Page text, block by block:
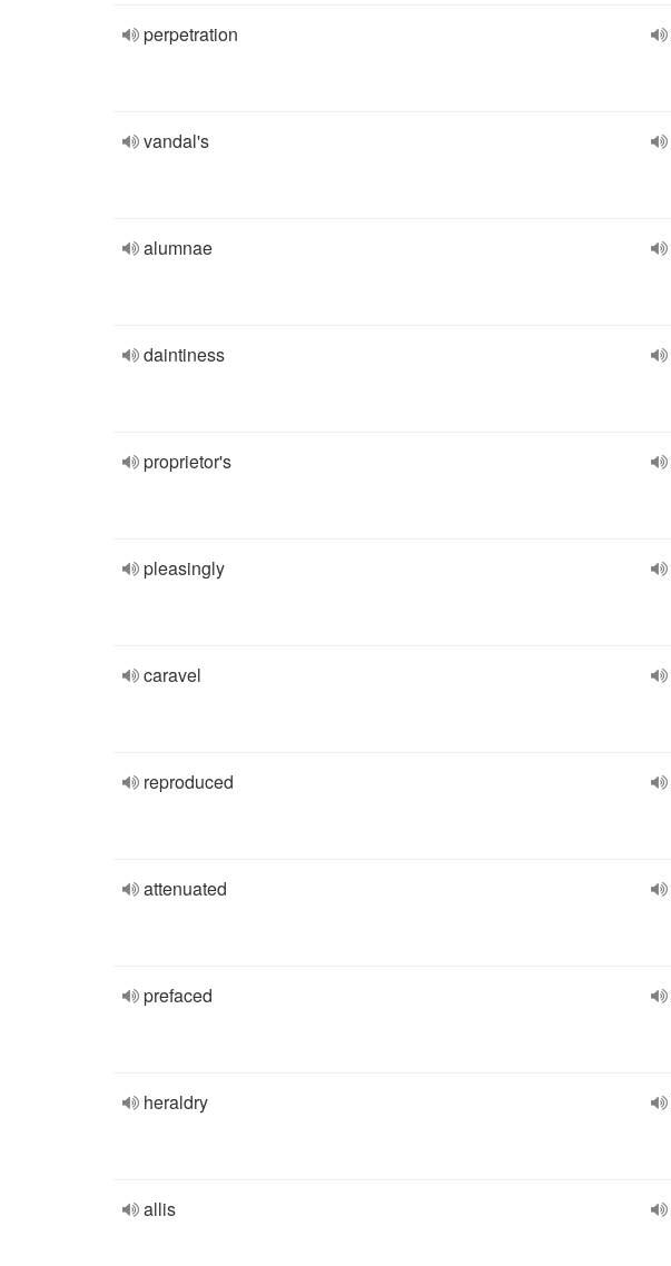
perpetration
vandal's
alumnae
daintiness
proprietor's
pleasingly
caravel
reproduced
attenuated
prefaced
heraldry
allis